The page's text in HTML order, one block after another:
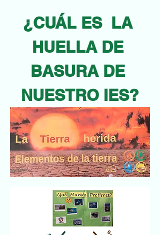
¿CUÁL ES  LA
HUELLA DE
BASURA DE
NUESTRO IES?